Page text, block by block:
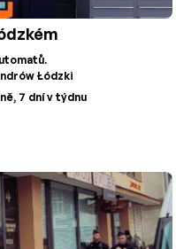
Łódzki
7 dní v týdnu